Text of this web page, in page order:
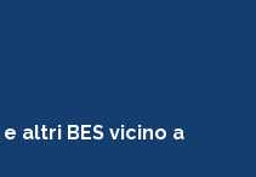
altri BES vicino a